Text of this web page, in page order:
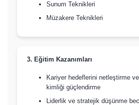
Sunum Teknikleri
Müzakere Teknikleri
3. Eğitim Kazanımları
Kariyer hedeflerini netleştirme
kimliği güçlendirme
Liderlik ve stratejik düşünme